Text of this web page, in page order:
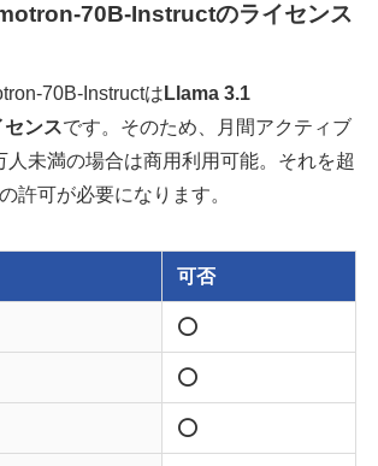
70B-Instructのライセンス
70B-Instructは Llama 3.1
ンスです。そのため、月間アクティブ
人未満の場合は商用利用可能。それを超
許可が必要になります。
可否
⭕️
⭕️
⭕️